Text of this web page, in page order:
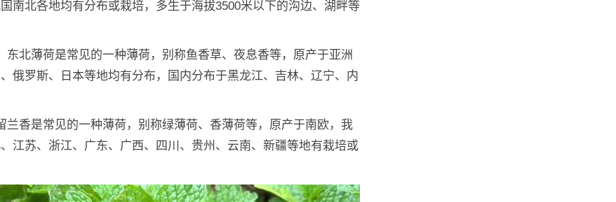
南北各地均有分布或栽培，多生于海拔3500米以下的沟边、湖畔等
东北薄荷是常见的一种薄荷，别称鱼香草、夜息香等，原产于亚洲
俄罗斯、日本等地均有分布，国内分布于黑龙江、吉林、辽宁、内
兰香是常见的一种薄荷，别称绿薄荷、香薄荷等，原产于南欧，我
江苏、浙江、广东、广西、四川、贵州、云南、新疆等地有栽培或